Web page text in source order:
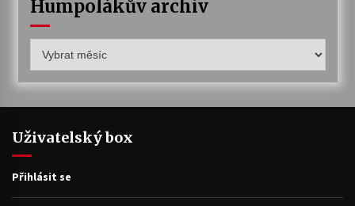
Humpolákův archiv
archiv
Uživatelský box
Přihlásit se